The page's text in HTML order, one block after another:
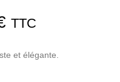
Plage de prix
TTC
et élégante.